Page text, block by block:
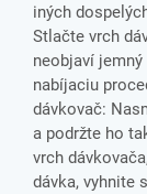
iných
Stlačte vrch
neobjaví
nabíjaciu
dávkovač:
a podržte ho
vrch
dávka, vyhnite